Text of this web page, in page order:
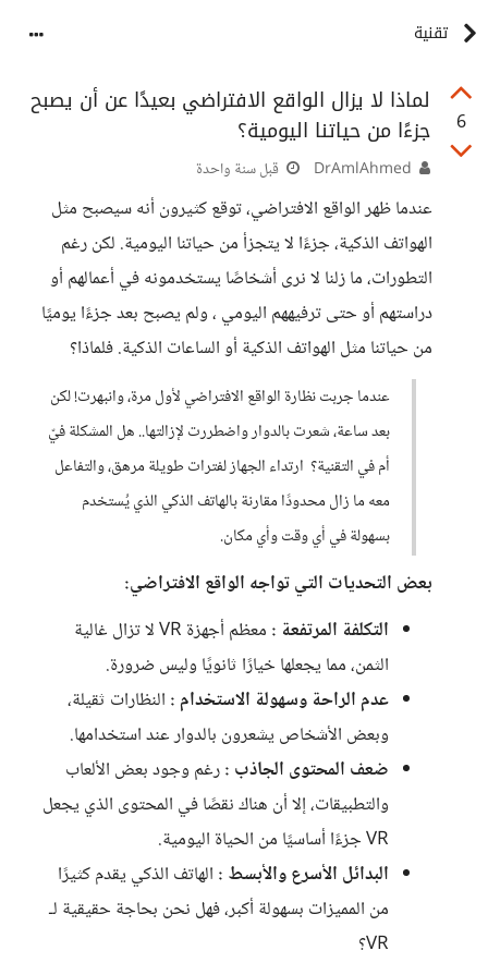
تقنية
6
لماذا لا يزال الواقع الافتراضي بعيدًا عن أن يصبح
جزءًا من حياتنا اليومية؟
قبل سنة واحدة
عندما ظهر الواقع الافتراضي، توقع كثيرون أنه سيصبح مثل
الهواتف الذكية، جزءًا لا يتجزأ من حياتنا اليومية. لكن رغم
التطورات، ما زلنا لا نرى أشخاصًا يستخدمونه في أعمالهم أو
دراستهم أو حتى ترفيههم اليومي ، ولم يصبح بعد جزءًا يوميًا
من حياتنا مثل الهواتف الذكية أو الساعات الذكية. فلماذا؟
عندما جربت نظارة الواقع الافتراضي لأول مرة، وانبهرت! لكن
بعد ساعة، شعرت بالدوار واضطررت لإزالتها.. هل المشكلة فيّ
أم في التقنية؟ ارتداء الجهاز لفترات طويلة مرهق، والتفاعل
معه ما زال محدودًا مقارنة بالهاتف الذكي الذي يُستخدم
بسهولة في أي وقت وأي مكان.
بعض التحديات التي تواجه الواقع الافتراضي:
التكلفة المرتفعة :
معظم أجهزة VR لا تزال غالية
الثمن، مما يجعلها خيارًا ثانويًا وليس ضرورة.
عدم الراحة وسهولة الاستخدام : النظارات ثقيلة،
وبعض الأشخاص يشعرون بالدوار عند استخدامها.
ضعف المحتوى الجاذب :رغم وجود بعض الألعاب
والتطبيقات، إلا أن هناك نقصًا في المحتوى الذي يجعل
VR جزءًا أساسيًا من الحياة اليومية.
البدائل الأسرع والأبسط : الهاتف الذكي يقدم كثيرًا
من المميزات بسهولة أكبر، فهل نحن بحاجة حقيقية لـ
VR؟